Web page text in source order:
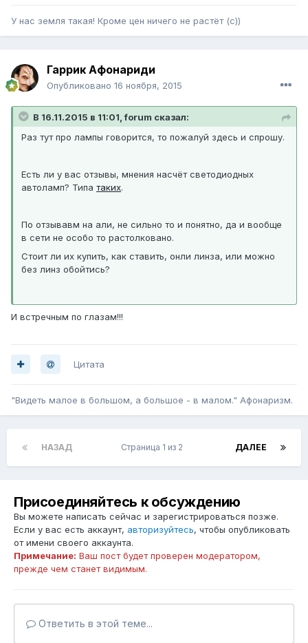
У нас земля такая! Кроме цен ничего не растёт (с))
Гаррик Афонариди
Опубликовано 16 ноября, 2015
В 16.11.2015 в 11:01, forum сказал:
Раз тут про лампы говорится, то пожалуй здесь и спрошу.
Есть ли у вас отзывы, мнения насчёт светодиодных
автоламп? Типа таких.
По отзывавм на али, не сильно то и понятно, да и вообще
в сети не особо то растолковано.
Стоит ли их купить, как ставить, онли линза, или можно
без линз обойтись?
И встречным по глазам!!!
Цитата
"Видеть малое в большом, а большое - в малом." Афонаризм.
НАЗАД ДАЛЕЕ
Страница 1 из 2
Присоединяйтесь к обсуждению
Вы можете написать сейчас и зарегистрироваться позже.
Если у вас есть аккаунт, авторизуйтесь, чтобы опубликовать
от имени своего аккаунта.
Примечание: Ваш пост будет проверен модератором,
прежде чем станет видимым.
Ответить в этой теме...